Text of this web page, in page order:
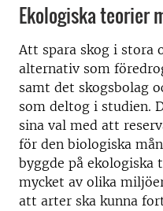
Ekologiska teorier
Att spara skog i stora
alternativ som
samt det skogsbolag
som deltog i studien.
sina val med att
för den biologiska
byggde på ekologiska
mycket av olika
att arter ska kunna